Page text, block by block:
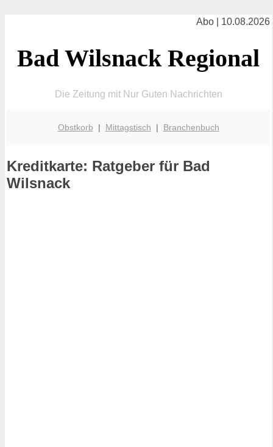
Abo | 10.08.2026
Bad Wilsnack Regional
Die Zeitung mit Nur Guten Nachrichten
Obstkorb | Mittagstisch | Branchenbuch
Kreditkarte: Ratgeber für Bad
Wilsnack